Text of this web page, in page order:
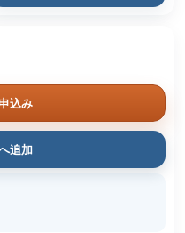
込み
追加